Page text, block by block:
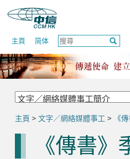
主頁 简体
主頁 > 文字／網絡媒體事工 > 《
《傳書》